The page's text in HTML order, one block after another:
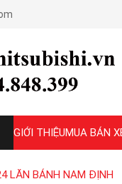
GIỚI THIỆUMUA BÁN
LĂN BÁNH NAM ĐỊNH